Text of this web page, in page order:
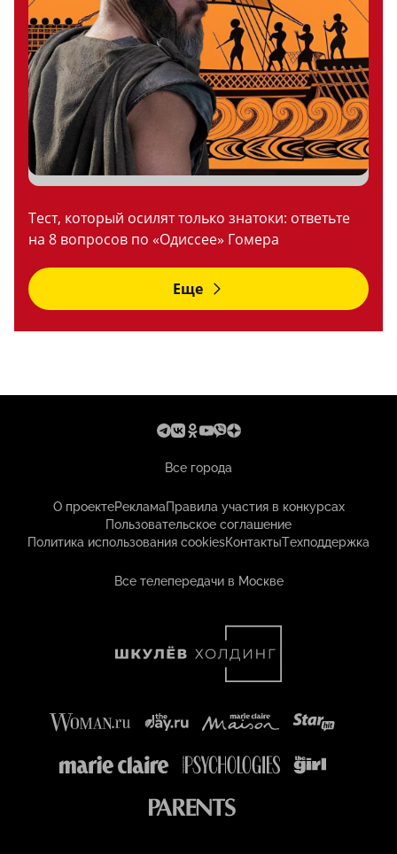
Тест, который осилят только знатоки: ответьте
на 8 вопросов по «Одиссее» Гомера
Еще
Все города
О проектеРекламаПравила участия в конкурсах
Пользовательское соглашение
Политика использования cookiesКонтактыТехподдержка
Все телепередачи в Москве